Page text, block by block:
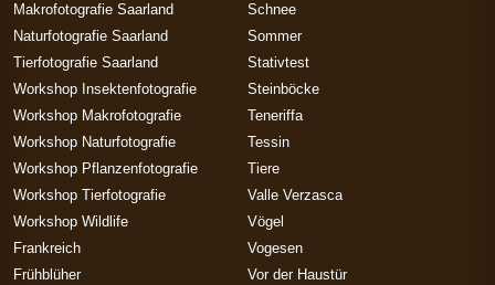
Makrofotografie Saarland
Naturfotografie Saarland
Tierfotografie Saarland
Workshop Insektenfotografie
Workshop Makrofotografie
Workshop Naturfotografie
Workshop Pflanzenfotografie
Workshop Tierfotografie
Workshop Wildlife
Frankreich
Frühblüher
Schnee
Sommer
Stativtest
Steinböcke
Teneriffa
Tessin
Tiere
Valle Verzasca
Vögel
Vogesen
Vor der Haustür